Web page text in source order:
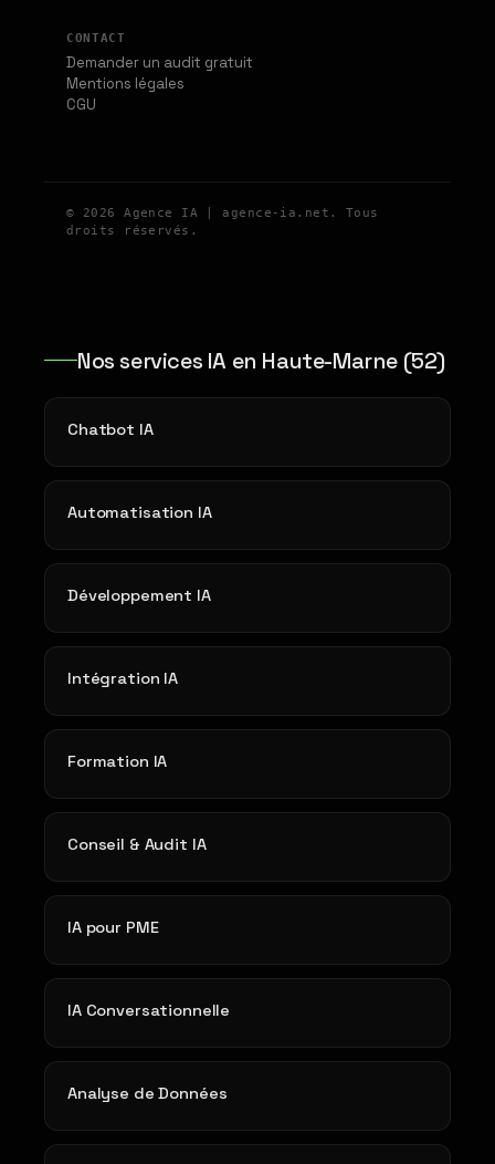
CONTACT
Demander un audit gratuit
Mentions légales
CGU
© 2026 Agence IA | agence-ia.net. Tous
droits réservés.
Nos services IA en Haute-Marne (52)
Chatbot IA
Automatisation IA
Développement IA
Intégration IA
Formation IA
Conseil & Audit IA
IA pour PME
IA Conversationnelle
Analyse de Données